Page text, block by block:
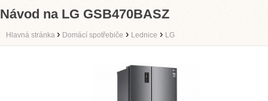
Návod na LG GSB470BASZ
Hlavná stránka › Domácí spotřebiče › Lednice › LG